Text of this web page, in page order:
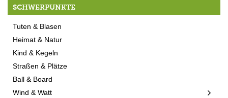
SCHWERPUNKTE
Tuten & Blasen
Heimat & Natur
Kind & Kegeln
Straßen & Plätze
Ball & Board
Wind & Watt